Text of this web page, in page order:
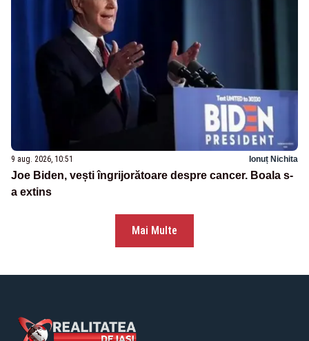
9 aug. 2026, 10:51 Ionuț Nichita
Joe Biden, vești îngrijorătoare despre cancer. Boala s-
a extins
Mai Multe